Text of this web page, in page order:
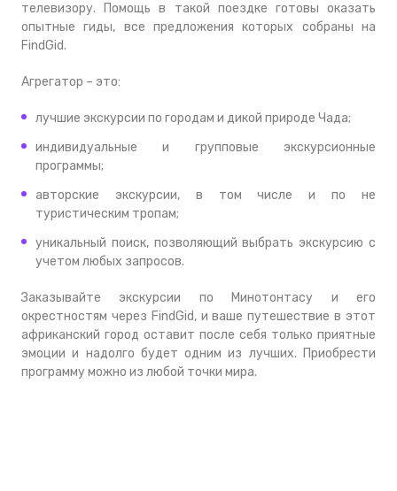
телевизору. Помощь в такой поездке готовы оказать
опытные гиды, все предложения которых собраны на
FindGid.
Агрегатор – это:
лучшие экскурсии по городам и дикой природе Чада;
индивидуальные и групповые экскурсионные
программы;
авторские экскурсии, в том числе и по не
туристическим тропам;
уникальный поиск, позволяющий выбрать экскурсию с
учетом любых запросов.
Заказывайте экскурсии по Минотонтасу и его
окрестностям через FindGid, и ваше путешествие в этот
африканский город оставит после себя только приятные
эмоции и надолго будет одним из лучших. Приобрести
программу можно из любой точки мира.